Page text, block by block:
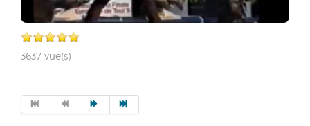
3637 vue(s)